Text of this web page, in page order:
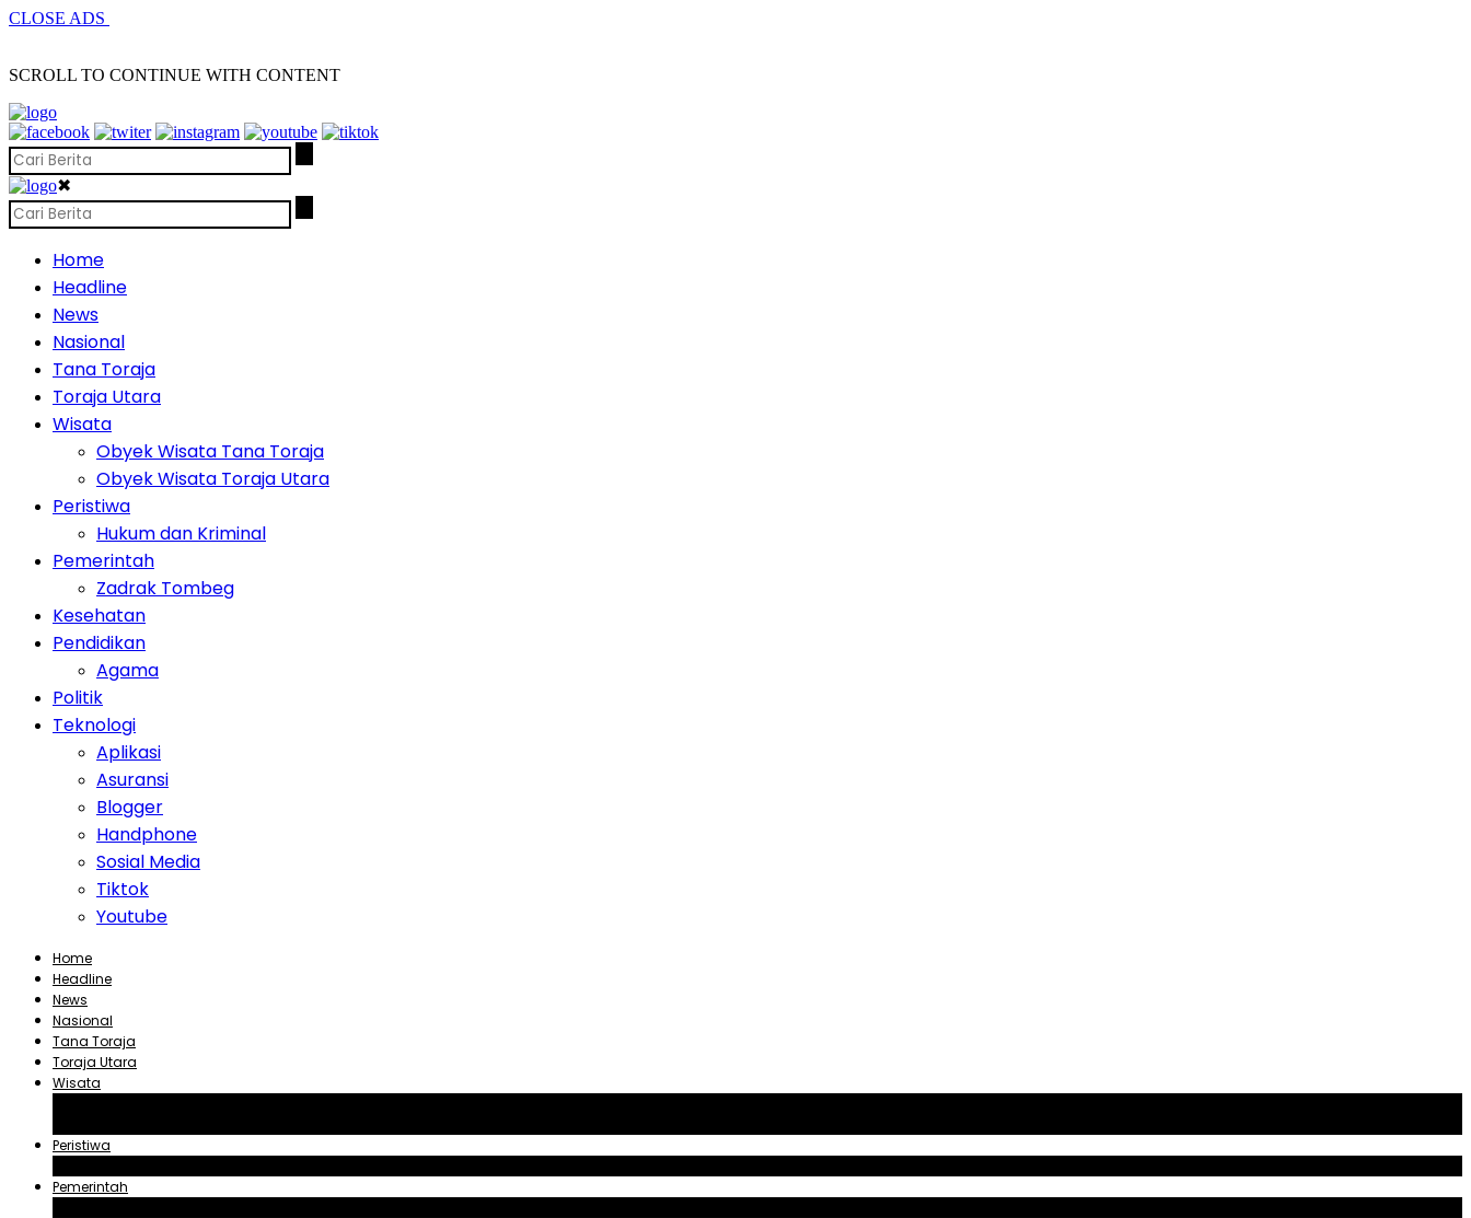
CLOSE ADS
SCROLL TO CONTINUE WITH CONTENT
✖
Home
Headline
News
Nasional
Tana Toraja
Toraja Utara
Wisata
Obyek Wisata Tana Toraja
Obyek Wisata Toraja Utara
Peristiwa
Hukum dan Kriminal
Pemerintah
Zadrak Tombeg
Kesehatan
Pendidikan
Agama
Politik
Teknologi
Aplikasi
Asuransi
Blogger
Handphone
Sosial Media
Tiktok
Youtube
Home
Headline
News
Nasional
Tana Toraja
Toraja Utara
Wisata
Peristiwa
Pemerintah